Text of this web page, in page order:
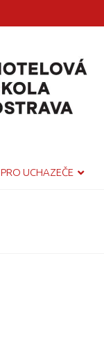
PRO UCHAZEČE